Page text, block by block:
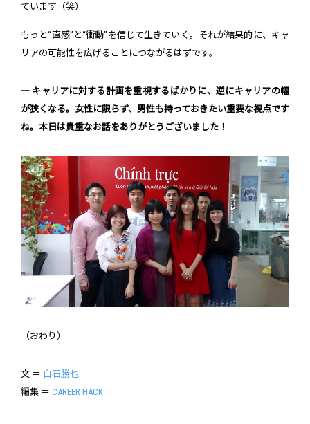
ています（笑）
もっと“直感”と“衝動”を信じて生きていく。それが結果的に、キャ
リアの可能性を広げることにつながるはずです。
― キャリアに対する計画を重視するばかりに、逆にキャリアの幅
が狭くなる。女性に限らず、男性も持っておきたい重要な視点です
ね。本日は貴重なお話をありがとうございました！
（おわり）
文 ＝ 白石勝也
編集 ＝ CAREER HACK